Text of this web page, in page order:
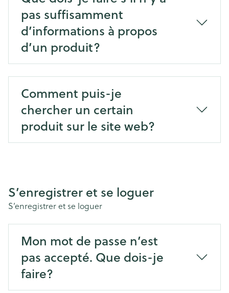
pas suffisamment
d’informations à propos
d’un produit?
Comment puis-je
chercher un certain
produit sur le site web?
S’enregistrer et se loguer
S’enregistrer et se loguer
Mon mot de passe n’est
pas accepté. Que dois-je
faire?